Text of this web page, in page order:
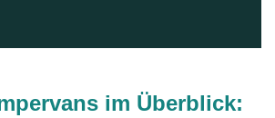
im Überblick: